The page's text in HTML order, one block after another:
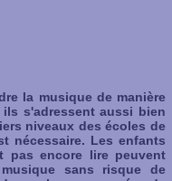
la musique de manière
s'adressent aussi bien
niveaux des écoles de
nécessaire. Les enfants
pas encore lire peuvent
sans risque de